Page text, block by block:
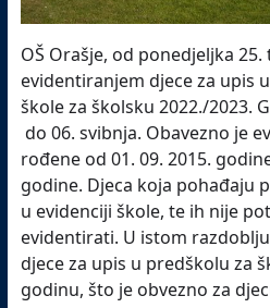
OŠ Orašje, od ponedjeljka
evidentiranjem djece za upis
škole za školsku 2022./2023.
do 06. svibnja. Obavezno je
rođene od 01. 09. 2015.
godine. Djeca koja pohađaju
u evidenciji škole, te ih nije
evidentirati. U istom
djece za upis u predškolu za
godinu, što je obvezno za